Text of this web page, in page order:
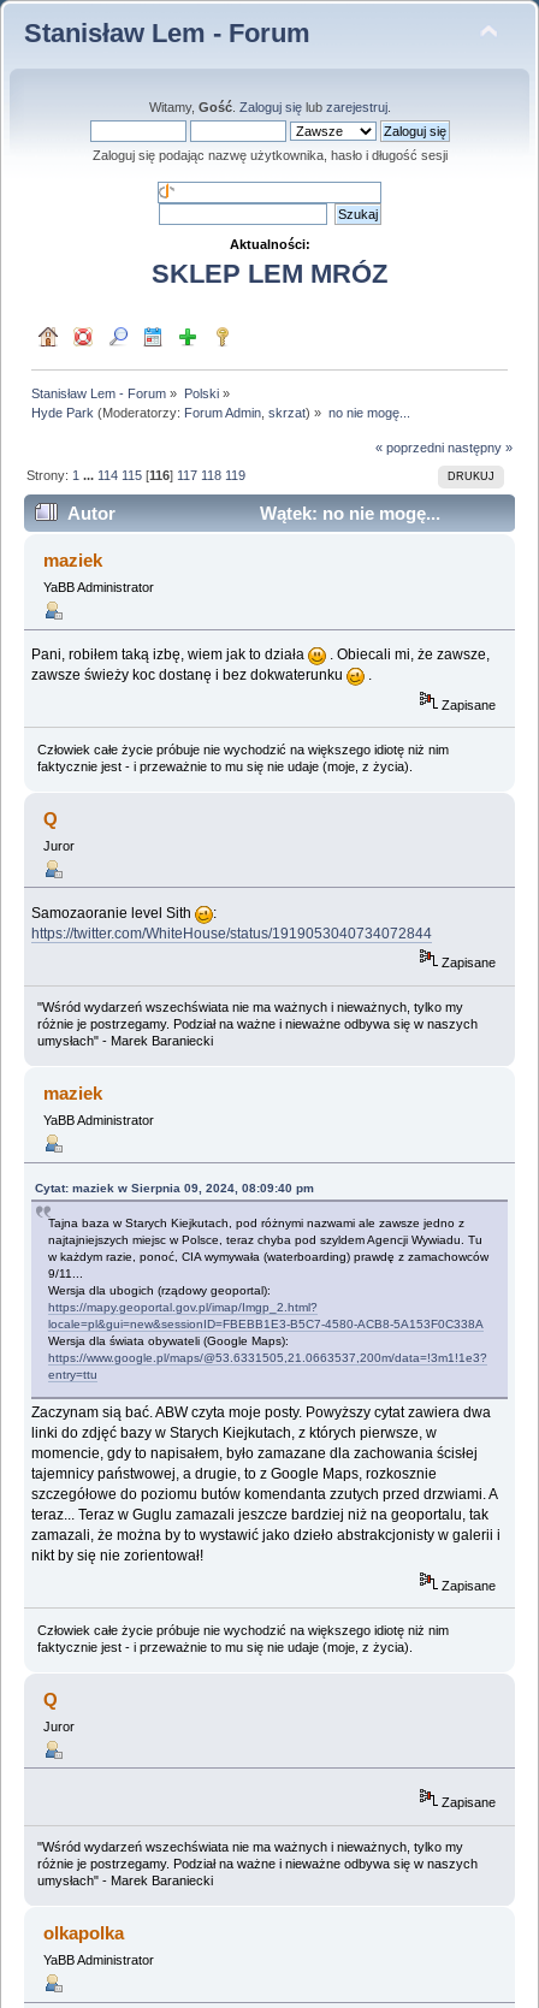
Stanisław Lem - Forum
Witamy, Gość. Zaloguj sięlub zarejestruj.
Zaloguj się podając nazwę użytkownika, hasło i długość sesji
Aktualności:
SKLEP LEM MRÓZ
Stanisław Lem - Forum » Polski»
Hyde Park (Moderatorzy: Forum Admin ,skrzat) » no nie mogę...
« poprzedni następny »
DRUKUJ
Strony: 1 ... 114 115 [116] 117 118 119
Autor
Wątek: no nie mogę...
(Przeczytany 2448718 razy)
maziek
YaBB Administrator
Pani, robiłem taką izbę, wiem jak to działa
. Obiecali mi, że zawsze,
zawsze świeży koc dostanę i bez dokwaterunku
.
Zapisane
Człowiek całe życie próbuje nie wychodzić na większego idiotę niż nim
faktycznie jest - i przeważnie to mu się nie udaje (moje, z życia).
Q
Juror
Samozaoranie level Sith
:
https://twitter.com/WhiteHouse/status/1919053040734072844
Zapisane
"Wśród wydarzeń wszechświata nie ma ważnych i nieważnych, tylko my
różnie je postrzegamy. Podział na ważne i nieważne odbywa się w naszych
umysłach" - Marek Baraniecki
maziek
YaBB Administrator
Cytat: maziek w Sierpnia 09, 2024, 08:09:40 pm
Tajna baza w Starych Kiejkutach, pod różnymi nazwami ale zawsze jedno z
najtajniejszych miejsc w Polsce, teraz chyba pod szyldem Agencji Wywiadu. Tu
w każdym razie, ponoć, CIA wymywała (waterboarding) prawdę z zamachowców
9/11...
Wersja dla ubogich (rządowy geoportal):
https://mapy.geoportal.gov.pl/imap/Imgp_2.html?
locale=pl&gui=new&sessionID=FBEBB1E3-B5C7-4580-ACB8-5A153F0C338A
Wersja dla świata obywateli (Google Maps):
https://www.google.pl/maps/@53.6331505,21.0663537,200m/data=!3m1!1e3?
entry=ttu
Zaczynam sią bać. ABW czyta moje posty. Powyższy cytat zawiera dwa
linki do zdjęć bazy w Starych Kiejkutach, z których pierwsze, w
momencie, gdy to napisałem, było zamazane dla zachowania ścisłej
tajemnicy państwowej, a drugie, to z Google Maps, rozkosznie
szczegółowe do poziomu butów komendanta zzutych przed drzwiami. A
teraz... Teraz w Guglu zamazali jeszcze bardziej niż na geoportalu, tak
zamazali, że można by to wystawić jako dzieło abstrakcjonisty w galerii i
nikt by się nie zorientował!
Zapisane
Człowiek całe życie próbuje nie wychodzić na większego idiotę niż nim
faktycznie jest - i przeważnie to mu się nie udaje (moje, z życia).
Q
Juror
Zapisane
"Wśród wydarzeń wszechświata nie ma ważnych i nieważnych, tylko my
różnie je postrzegamy. Podział na ważne i nieważne odbywa się w naszych
umysłach" - Marek Baraniecki
olkapolka
YaBB Administrator